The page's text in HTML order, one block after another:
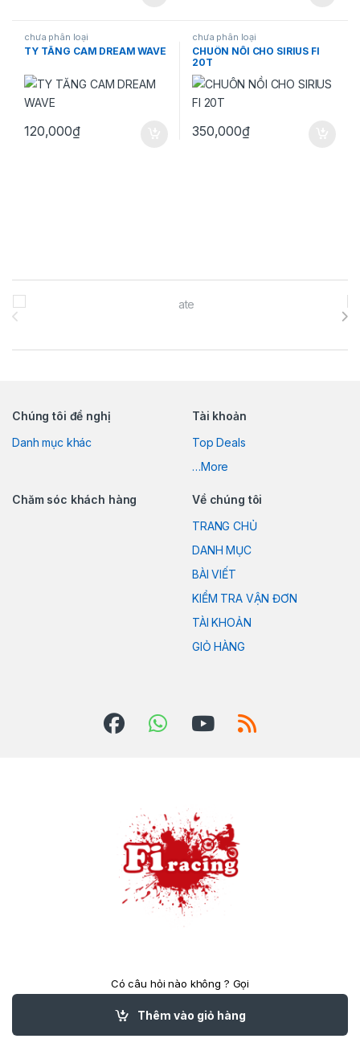
Thêm vào giỏ hàng
chưa phân loại
TY TĂNG CAM DREAM WAVE
120,000₫
chưa phân loại
CHUÔN NỒI CHO SIRIUS FI
20T
350,000₫
Brands Carousel
Chúng tôi đề nghị
Danh mục khác
Tài khoản
Top Deals
…More
Chăm sóc khách hàng
Về chúng tôi
TRANG CHỦ
DANH MỤC
BÀI VIẾT
KIỂM TRA VẬN ĐƠN
TÀI KHOẢN
GIỎ HÀNG
Có câu hỏi nào không ? Gọi
cho chúng tôi 24/7!
(84)824039788